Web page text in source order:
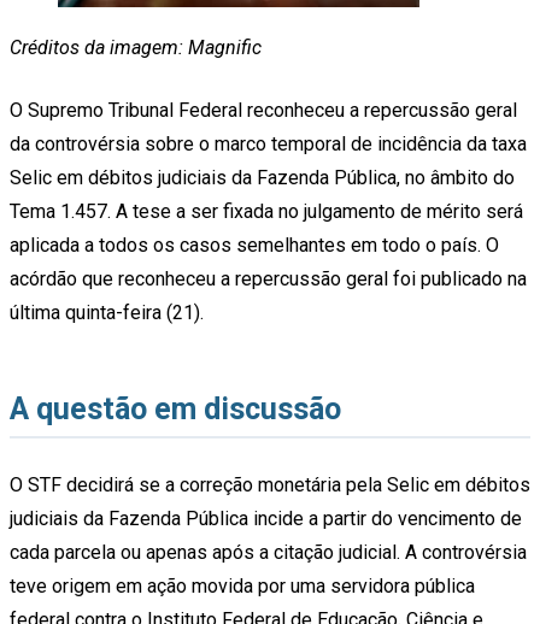
Créditos da imagem: Magnific
O Supremo Tribunal Federal reconheceu a repercussão geral
da controvérsia sobre o marco temporal de incidência da taxa
Selic em débitos judiciais da Fazenda Pública, no âmbito do
Tema 1.457. A tese a ser fixada no julgamento de mérito será
aplicada a todos os casos semelhantes em todo o país. O
acórdão que reconheceu a repercussão geral foi publicado na
última quinta-feira (21).
A questão em discussão
O STF decidirá se a correção monetária pela Selic em débitos
judiciais da Fazenda Pública incide a partir do vencimento de
cada parcela ou apenas após a citação judicial. A controvérsia
teve origem em ação movida por uma servidora pública